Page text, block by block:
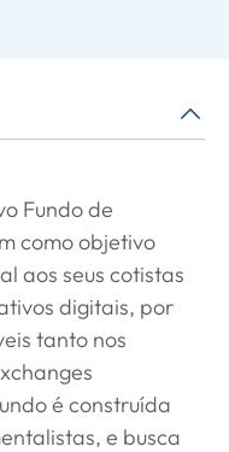
Fundo de
como objetivo
aos seus cotistas
digitais, por
tanto nos
é construída
e busca